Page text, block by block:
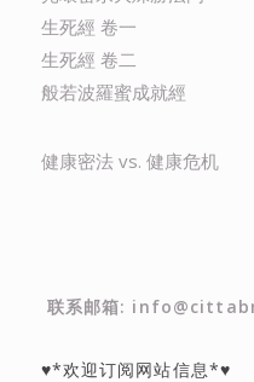
生死經 卷一
生死經 卷二
般若波羅蜜成就經
健康密法 vs. 健康危机
联系邮箱:
♥*欢迎订阅网站信息*♥